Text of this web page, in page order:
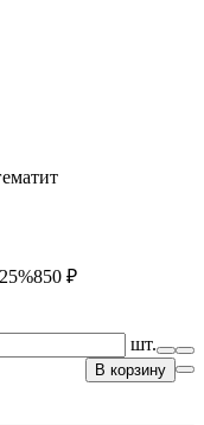
850 ₽
шт.
В корзину